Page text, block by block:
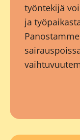
työntekijä
ja